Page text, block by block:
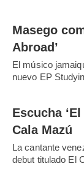
Masego
Abroad’
El músico
nuevo EP
Escucha
Cala Mazú
La cantante
debut titulado El